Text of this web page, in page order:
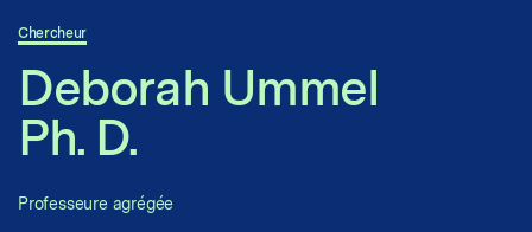
Chercheur
Deborah Ummel
Ph. D.
Professeure agrégée